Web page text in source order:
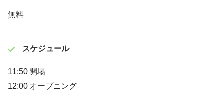
無料
スケジュール
11:50 開場
12:00 オープニング